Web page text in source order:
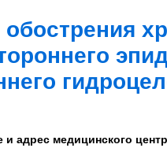
и адрес медицинского